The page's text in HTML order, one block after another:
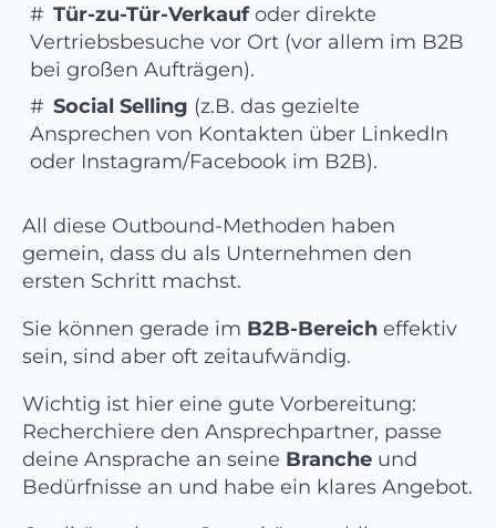
Tür-zu-Tür-Verkaufoder direkte
Vertriebsbesuche vor Ort (vor allem im B2B
bei großen Aufträgen).
Social Selling (z.B. das gezielte
Ansprechen von Kontakten über LinkedIn
oder Instagram/Facebook im B2B).
All diese Outbound-Methoden haben
gemein, dass du als Unternehmen den
ersten Schritt machst.
Sie können gerade im B2B-Bereich effektiv
sein, sind aber oft zeitaufwändig.
Wichtig ist hier eine gute Vorbereitung:
Recherchiere den Ansprechpartner, passe
deine Ansprache an seine Branche und
Bedürfnisse an und habe ein klares Angebot.